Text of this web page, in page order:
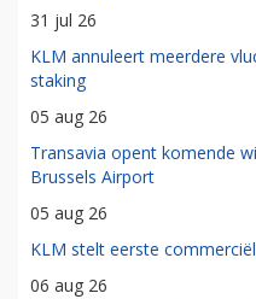
31 jul 26
KLM annuleert meerdere
staking
05 aug 26
Transavia opent komende
Brussels Airport
05 aug 26
KLM stelt eerste
06 aug 26